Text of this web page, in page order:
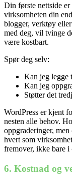
Din første nettside
virksomheten din
blogger, verktøy
med deg, vil tvinge
være kostbart.
Spør deg selv:
Kan jeg legge
Kan jeg
Støtter det
WordPress er kjent
nesten alle behov.
oppgraderinger,
hvert som
fremover, ikke bare i
6. Kostnad og